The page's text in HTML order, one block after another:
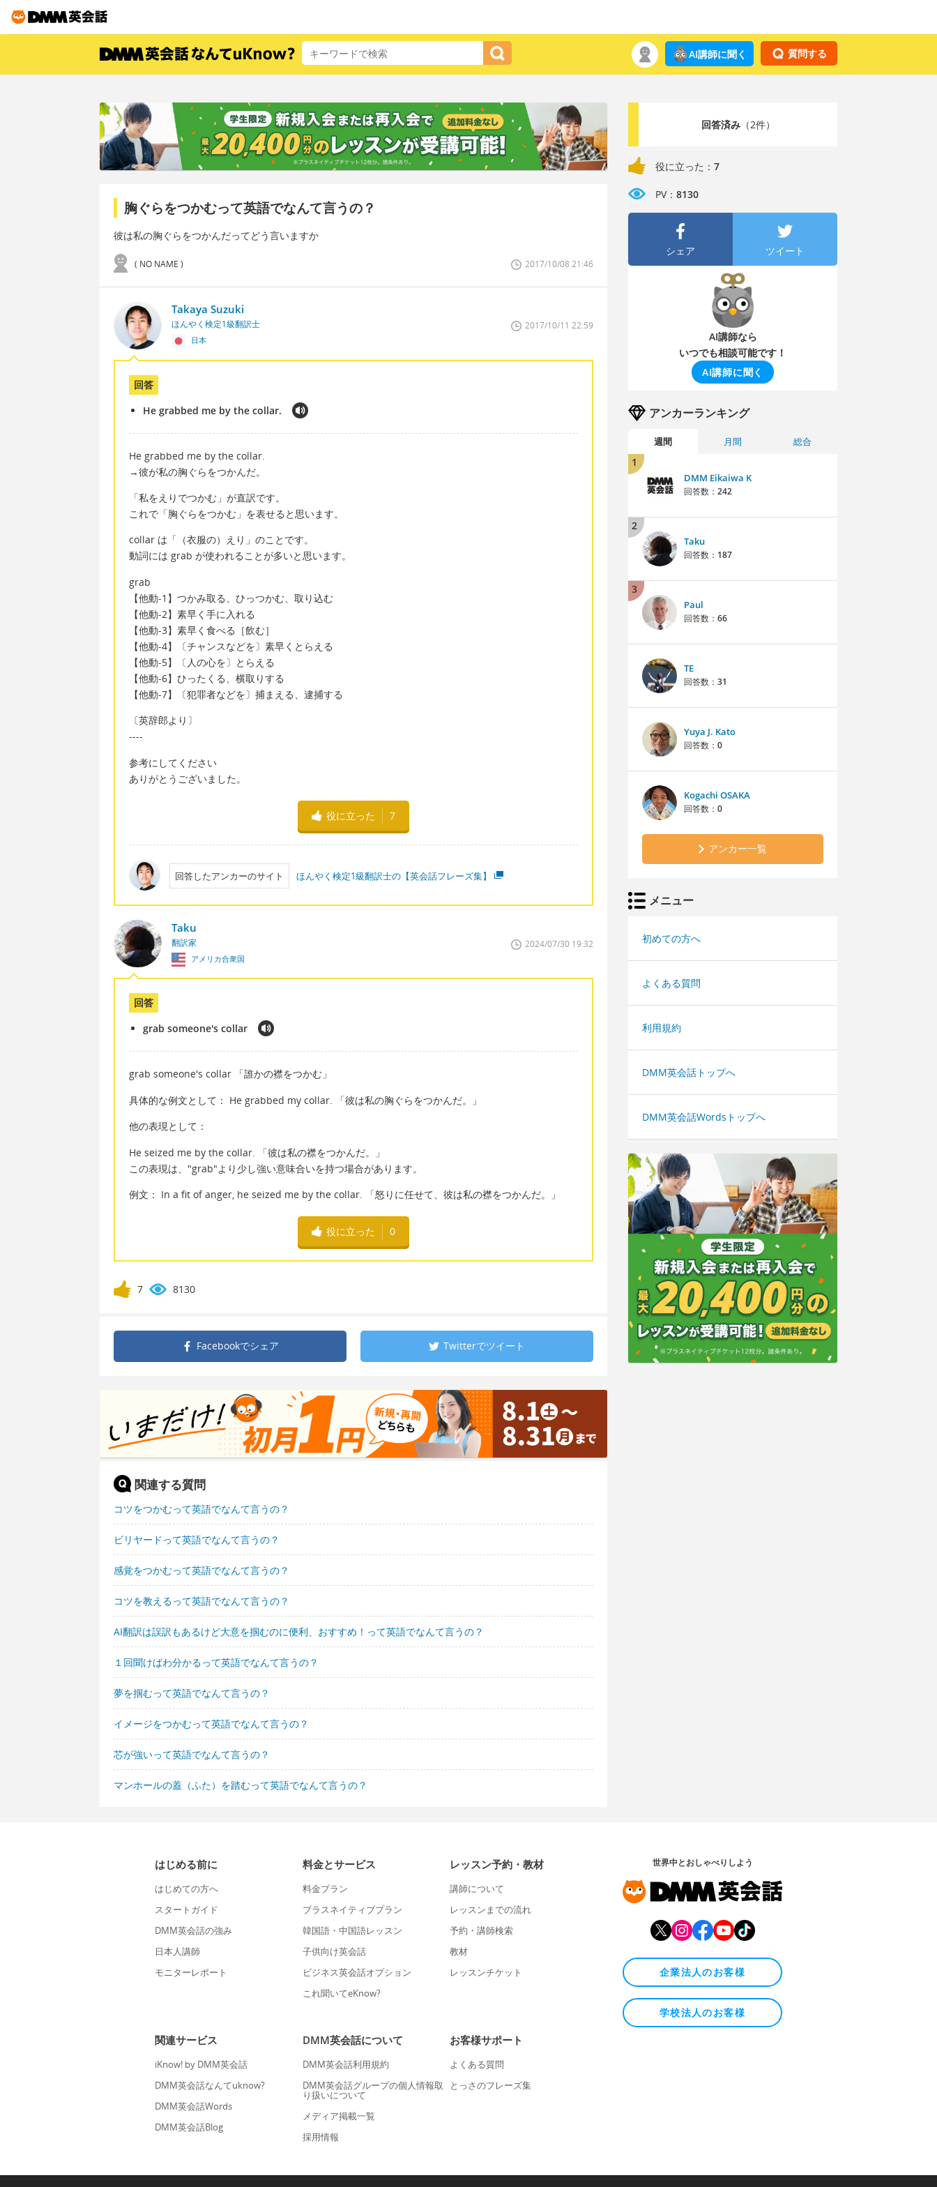
質問する
AI講師に聞く
胸ぐらをつかむって英語でなんて言うの？
彼は私の胸ぐらをつかんだってどう言いますか
( NO NAME ) 2017/10/08 21:46
Takaya Suzuki
ほんやく検定1級翻訳士
日本
2017/10/11 22:59
回答
He grabbed me by the collar.
He grabbed me by the collar.
→彼が私の胸ぐらをつかんだ。
「私をえりでつかむ」が直訳です。
これで「胸ぐらをつかむ」を表せると思います。
collar は「（衣服の）えり」のことです。
動詞には grab が使われることが多いと思います。
grab
【他動-1】つかみ取る、ひっつかむ、取り込む
【他動-2】素早く手に入れる
【他動-3】素早く食べる［飲む］
【他動-4】〔チャンスなどを〕素早くとらえる
【他動-5】〔人の心を〕とらえる
【他動-6】ひったくる、横取りする
【他動-7】〔犯罪者などを〕捕まえる、逮捕する
〔英辞郎より〕
----
参考にしてください
ありがとうございました。
役に立った 7
回答したアンカーのサイト ほんやく検定1級翻訳士の【英会話フレーズ集】
Taku
翻訳家
アメリカ合衆国
2024/07/30 19:32
回答
grab someone's collar
grab someone's collar 「誰かの襟をつかむ」
具体的な例文として： He grabbed my collar. 「彼は私の胸ぐらをつかんだ。」
他の表現として：
He seized me by the collar. 「彼は私の襟をつかんだ。」
この表現は、"grab"より少し強い意味合いを持つ場合があります。
例文： In a fit of anger, he seized me by the collar. 「怒りに任せて、彼は私の襟をつかんだ。」
役に立った 0
7 8130
Facebookでシェア Twitterでツイート
関連する質問
コツをつかむって英語でなんて言うの？
ビリヤードって英語でなんて言うの？
感覚をつかむって英語でなんて言うの？
コツを教えるって英語でなんて言うの？
AI翻訳は誤訳もあるけど大意を掴むのに便利、おすすめ！って英語でなんて言うの？
１回聞けばわ分かるって英語でなんて言うの？
夢を掴むって英語でなんて言うの？
イメージをつかむって英語でなんて言うの？
芯が強いって英語でなんて言うの？
マンホールの蓋（ふた）を踏むって英語でなんて言うの？
回答済み（2件）
役に立った： 7
PV： 8130
シェア ツイート
AI講師なら
いつでも相談可能です！
AI講師に聞く
アンカーランキング
週間 月間 総合
1
DMM Eikaiwa K
回答数： 242
2
Taku
回答数： 187
3
Paul
回答数： 66
TE
回答数： 31
Yuya J. Kato
回答数： 0
Kogachi OSAKA
回答数： 0
アンカー一覧
メニュー
初めての方へ
よくある質問
利用規約
DMM英会話トップへ
DMM英会話Wordsトップへ
はじめる前に
はじめての方へ
スタートガイド
DMM英会話の強み
日本人講師
モニターレポート
料金とサービス
料金プラン
プラスネイティブプラン
韓国語・中国語レッスン
子供向け英会話
ビジネス英会話オプション
これ聞いてeKnow?
レッスン予約・教材
講師について
レッスンまでの流れ
予約・講師検索
教材
レッスンチケット
関連サービス
iKnow! by DMM英会話
DMM英会話なんてuknow?
DMM英会話Words
DMM英会話Blog
DMM英会話について
DMM英会話利用規約
DMM英会話グループの個人情報取
り扱いについて
メディア掲載一覧
採用情報
お客様サポート
よくある質問
とっさのフレーズ集
世界中とおしゃべりしよう
企業法人のお客様
学校法人のお客様